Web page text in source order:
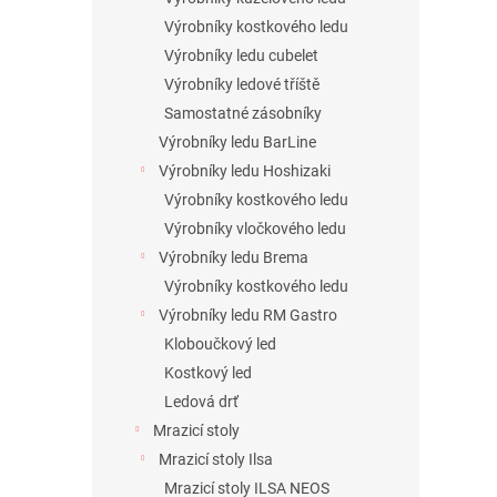
Výrobníky kostkového ledu
Výrobníky ledu cubelet
Výrobníky ledové tříště
Samostatné zásobníky
Výrobníky ledu BarLine
Výrobníky ledu Hoshizaki
Výrobníky kostkového ledu
Výrobníky vločkového ledu
Výrobníky ledu Brema
Výrobníky kostkového ledu
Výrobníky ledu RM Gastro
Kloboučkový led
Kostkový led
Ledová drť
Mrazicí stoly
Mrazicí stoly Ilsa
Mrazicí stoly ILSA NEOS